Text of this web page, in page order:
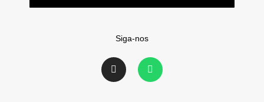
Siga-nos